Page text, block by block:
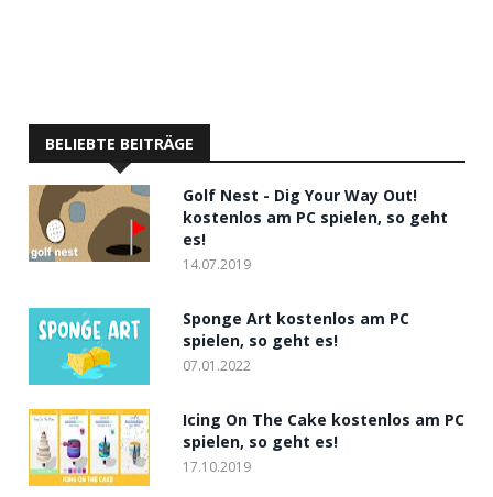
BELIEBTE BEITRÄGE
Golf Nest - Dig Your Way Out!
kostenlos am PC spielen, so geht
es!
14.07.2019
Sponge Art kostenlos am PC
spielen, so geht es!
07.01.2022
Icing On The Cake kostenlos am PC
spielen, so geht es!
17.10.2019